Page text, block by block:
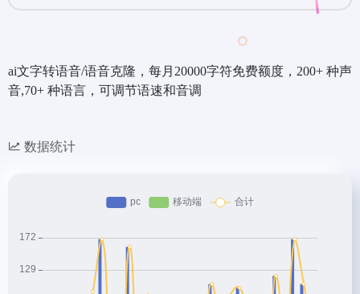
ai文字转语音/语音克隆，每月20000字符免费额度，200+ 种声
音,70+ 种语言，可调节语速和音调
数据统计